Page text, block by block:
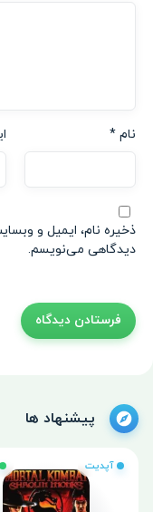
نام *
ذخیره نام، ایمیل و
دیدگاهی می‌نویسم.
پیشنهاد ها
آپدیت